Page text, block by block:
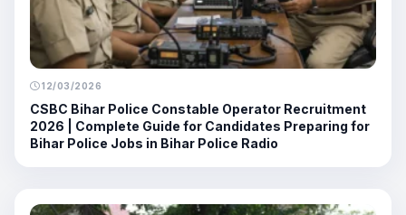
12/03/2026
CSBC Bihar Police Constable Operator Recruitment
2026 | Complete Guide for Candidates Preparing for
Bihar Police Jobs in Bihar Police Radio